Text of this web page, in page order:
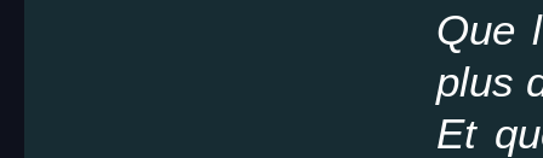
Que
plus
Et